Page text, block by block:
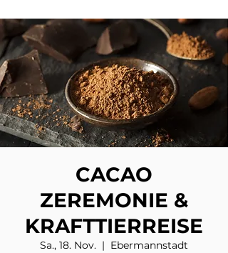
CACAO
ZEREMONIE &
KRAFTTIERREISE
Sa., 18. Nov.
  |
Ebermannstadt